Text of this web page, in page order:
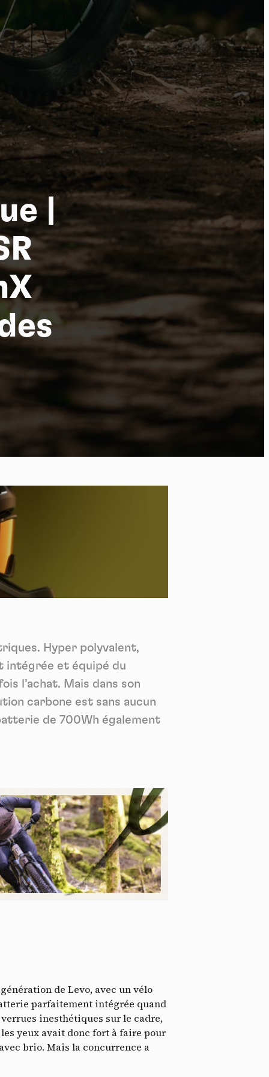
|
Hyper polyvalent,
intégrée et équipé du
l’achat. Mais dans son
carbone est sans aucun
de 700Wh également
de Levo, avec un vélo
parfaitement intégrée quand
inesthétiques sur le cadre,
yeux avait donc fort à faire pour
brio. Mais la concurrence a
*